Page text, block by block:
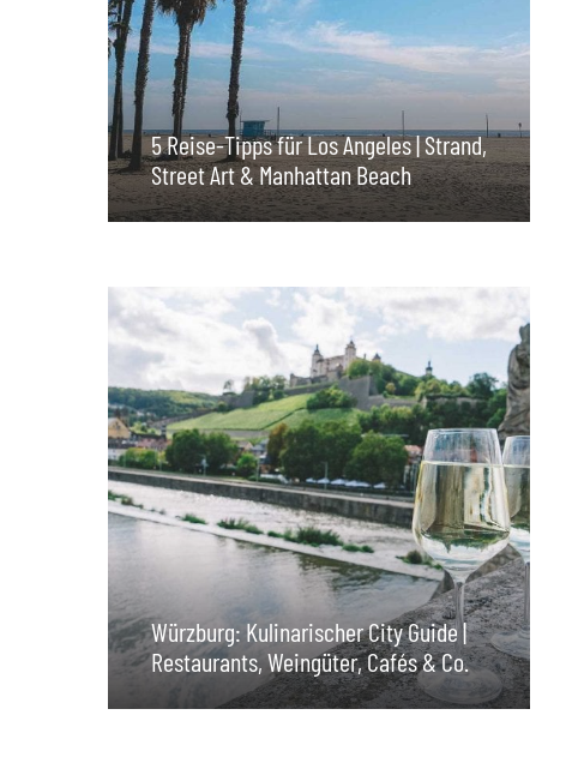
5 Reise-Tipps für Los Angeles | Strand,
Street Art & Manhattan Beach
Würzburg: Kulinarischer City Guide |
Restaurants, Weingüter, Cafés & Co.